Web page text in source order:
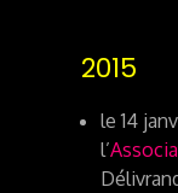
2015
le 14
l’